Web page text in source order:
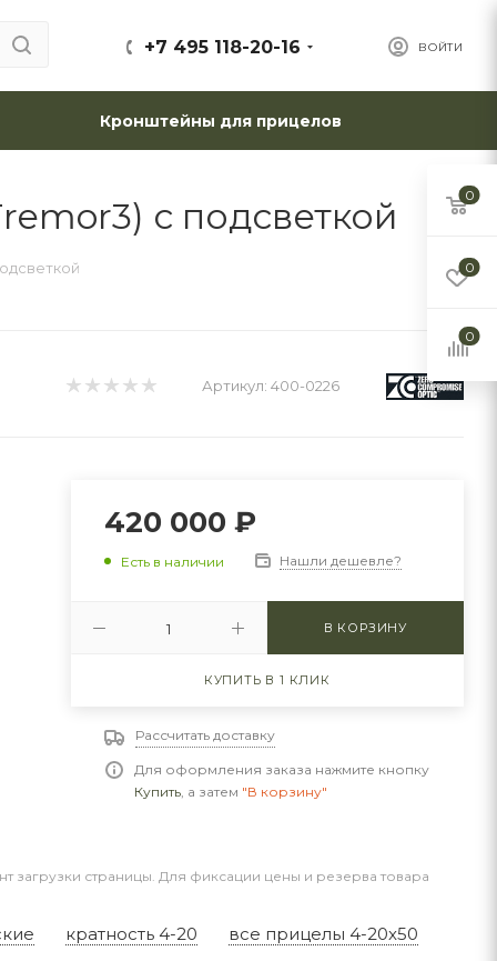
ВОЙТИ
+7 495 118-20-16
Кронштейны для прицелов
с подсветкой
Артикул: 400-0226
420 000 ₽
Есть в наличии Нашли дешевле?
В КОРЗИНУ
КУПИТЬ В 1 КЛИК
Рассчитать доставку
Для оформления заказа нажмите кнопку
Купить, а затем "В корзину"
загрузки страницы. Для фиксации цены и резерва товара
кратность 4-20 все прицелы 4-20x50
0
0
0